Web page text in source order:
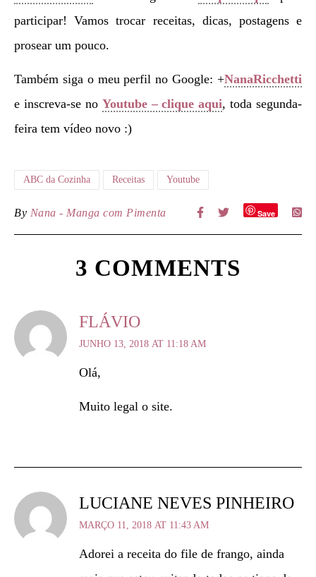
participar! Vamos trocar receitas, dicas, postagens e
prosear um pouco.
Também siga o meu perfil no Google: +NanaRicchetti
e inscreva-se no Youtube – clique aqui, toda segunda-
feira tem vídeo novo :)
ABC da Cozinha Receitas Youtube
By Nana - Manga com Pimenta Save
3 COMMENTS
FLÁVIO
JUNHO 13, 2018 AT 11:18 AM
Olá,
Muito legal o site.
LUCIANE NEVES PINHEIRO
MARÇO 11, 2018 AT 11:43 AM
Adorei a receita do file de frango, ainda